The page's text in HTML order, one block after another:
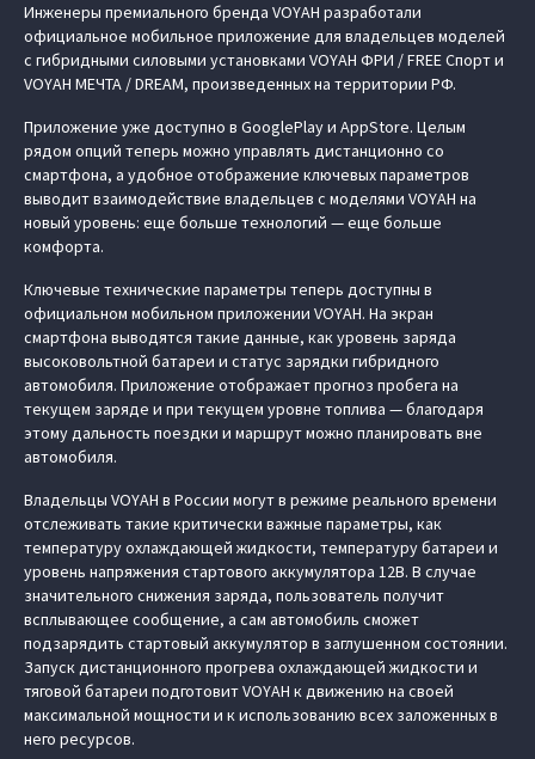
Инженеры премиального бренда VOYAH разработали
официальное мобильное приложение для владельцев моделей
с гибридными силовыми установками VOYAH ФРИ / FREE Спорт и
VOYAH МЕЧТА / DREAM, произведенных на территории РФ.
Приложение уже доступно в GooglePlay и AppStore. Целым
рядом опций теперь можно управлять дистанционно со
смартфона, а удобное отображение ключевых параметров
выводит взаимодействие владельцев с моделями VOYAH на
новый уровень: еще больше технологий — еще больше
комфорта.
Ключевые технические параметры теперь доступны в
официальном мобильном приложении VOYAH. На экран
смартфона выводятся такие данные, как уровень заряда
высоковольтной батареи и статус зарядки гибридного
автомобиля. Приложение отображает прогноз пробега на
текущем заряде и при текущем уровне топлива — благодаря
этому дальность поездки и маршрут можно планировать вне
автомобиля.
Владельцы VOYAH в России могут в режиме реального времени
отслеживать такие критически важные параметры, как
температуру охлаждающей жидкости, температуру батареи и
уровень напряжения стартового аккумулятора 12В. В случае
значительного снижения заряда, пользователь получит
всплывающее сообщение, а сам автомобиль сможет
подзарядить стартовый аккумулятор в заглушенном состоянии.
Запуск дистанционного прогрева охлаждающей жидкости и
тяговой батареи подготовит VOYAH к движению на своей
максимальной мощности и к использованию всех заложенных в
него ресурсов.